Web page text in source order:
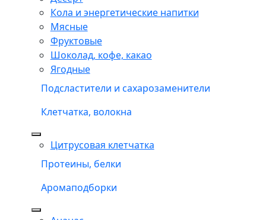
Кола и энергетические напитки
Мясные
Фруктовые
Шоколад, кофе, какао
Ягодные
Подсластители и сахарозаменители
Клетчатка, волокна
Цитрусовая клетчатка
Протеины, белки
Аромаподборки